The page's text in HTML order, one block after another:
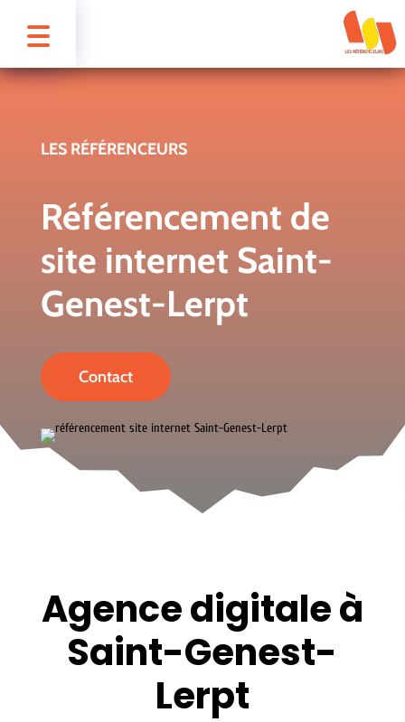
LES RÉFÉRENCEURS
Référencement de
site internet Saint-
Genest-Lerpt
Contact
Agence digitale à
Saint-Genest-
Lerpt